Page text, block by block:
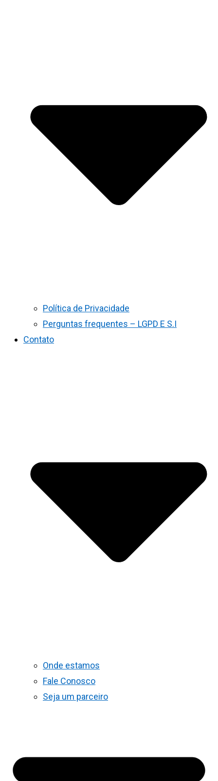
Política de Privacidade
Perguntas frequentes – LGPD E S.I
Contato
Onde estamos
Fale Conosco
Seja um parceiro